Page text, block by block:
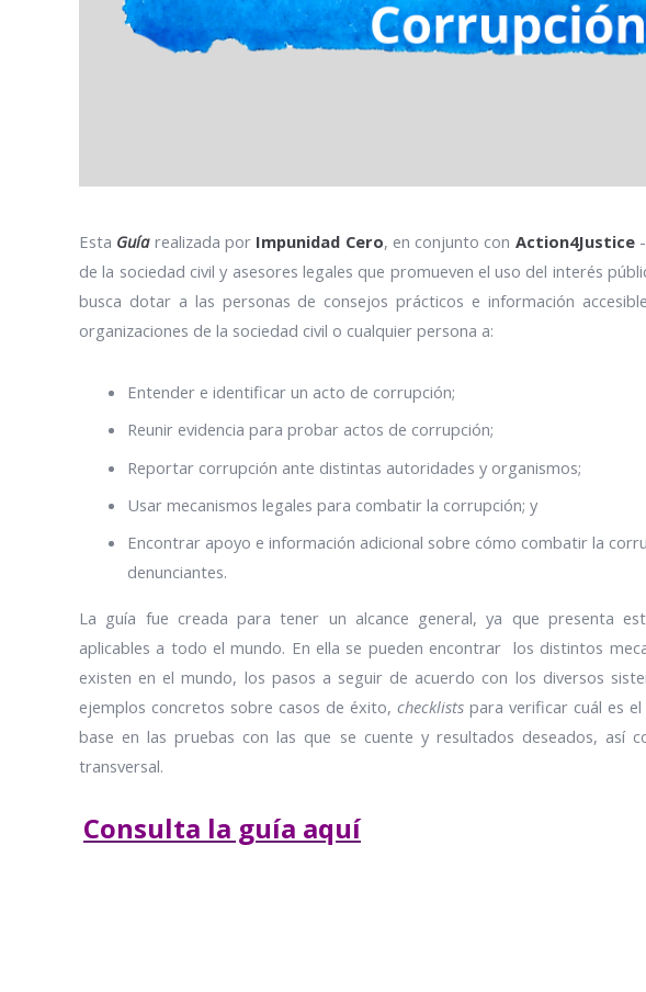
Esta Guía realizada por Impunidad Cero, en conjunto con Action4Justice-
de la sociedad civil y asesores legales que promueven el uso del interés
busca dotar a las personas de consejos prácticos e información
organizaciones de la sociedad civil o cualquier persona a:
Entender e identificar un acto de corrupción;
Reunir evidencia para probar actos de corrupción;
Reportar corrupción ante distintas autoridades y organismos;
Usar mecanismos legales para combatir la corrupción; y
Encontrar apoyo e información adicional sobre cómo combatir la
denunciantes.
La guía fue creada para tener un alcance general, ya que presenta
aplicables a todo el mundo. En ella se pueden encontrar los distintos
existen en el mundo, los pasos a seguir de acuerdo con los diversos
ejemplos concretos sobre casos de éxito,checklistspara verificar cuál es
base en las pruebas con las que se cuente y resultados deseados, así
transversal.
Consulta la guía aquí